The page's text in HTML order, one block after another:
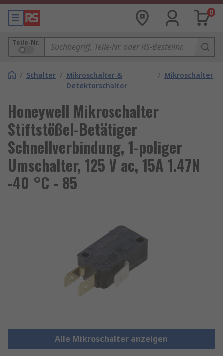
0
Teile-Nr.
/ Schalter / Mikroschalter &
Detektorschalter
/ Mikroschalter
Honeywell Mikroschalter
Stiftstößel-Betätiger
Schnellverbindung, 1-poliger
Umschalter, 125 V ac, 15A 1.47N
-40 °C - 85
Alle Mikroschalter anzeigen